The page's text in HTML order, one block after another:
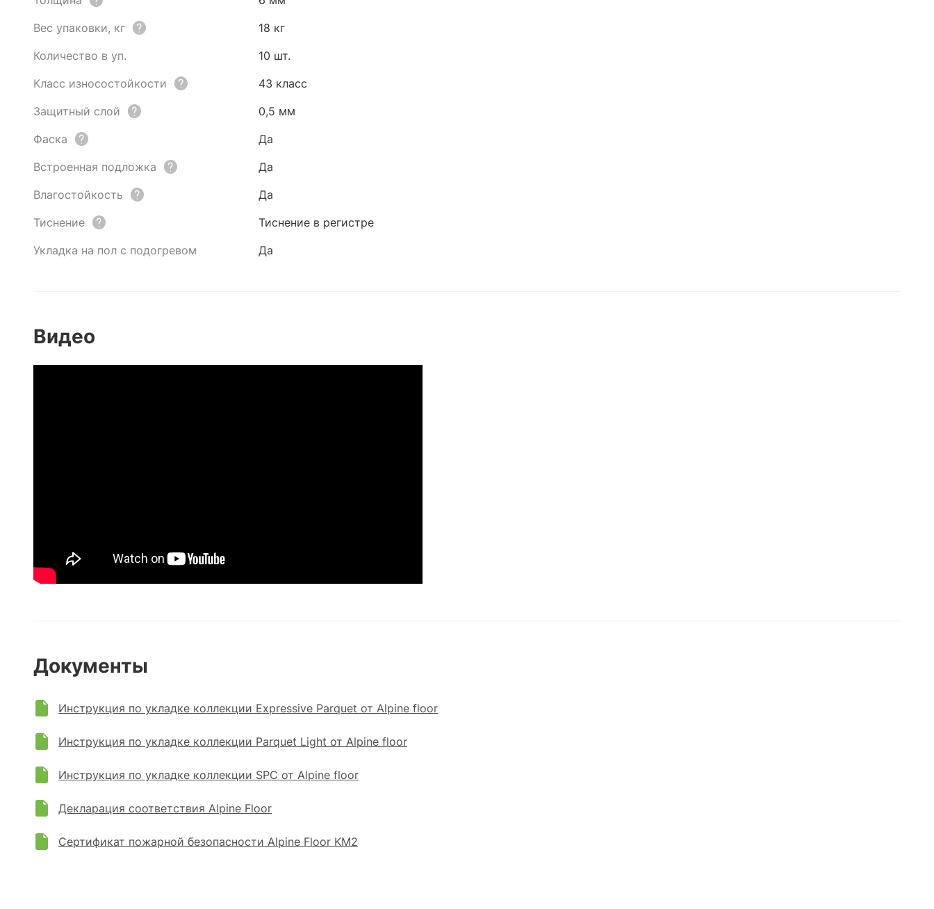
Вес упаковки, кг
18 кг
Количество в уп.
10 шт.
Класс износостойкости
43 класс
Защитный слой
0,5 мм
Фаска
Да
Встроенная подложка
Да
Влагостойкость
Да
Тиснение
Тиснение в регистре
Укладка на пол с подогревом
Да
Видео
Документы
Инструкция по укладке коллекции Expressive Parquet от Alpine floor
Инструкция по укладке коллекции Parquet Light от Alpine floor
Инструкция по укладке коллекции SPC от Alpine floor
Декларация соответствия Alpine Floor
Сертификат пожарной безопасности Alpine Floor KM2